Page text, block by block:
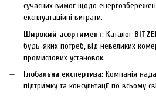
сучасних вимог щодо
експлуатаційні витрати.
Широкий асортимент: Каталог
будь-яких потреб, від невеликих
промислових установок.
Глобальна експертиза: Компанія
підтримку та консультації по всьому